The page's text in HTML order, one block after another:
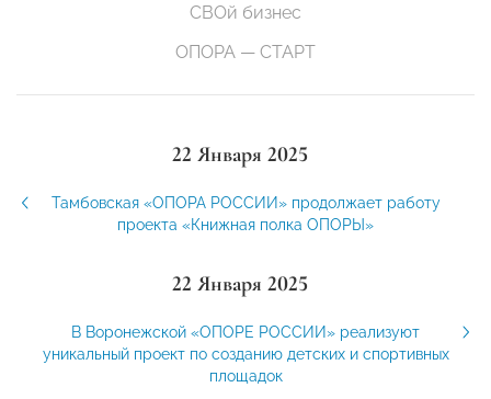
СВОй бизнес
ОПОРА — СТАРТ
22 Января 2025
Тамбовская «ОПОРА РОССИИ» продолжает работу
проекта «Книжная полка ОПОРЫ»
22 Января 2025
В Воронежской «ОПОРЕ РОССИИ» реализуют
уникальный проект по созданию детских и спортивных
площадок